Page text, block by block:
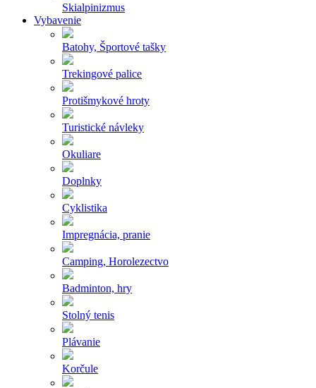
Skialpinizmus
Vybavenie
Batohy, Športové tašky
Trekingové palice
Protišmykové hroty
Turistické návleky
Okuliare
Doplnky
Cyklistika
Impregnácia, pranie
Camping, Horolezectvo
Badminton, hry
Stolný tenis
Plávanie
Korčule